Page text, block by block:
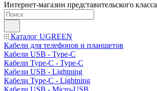
Интернет-магазин представительского класса
Каталог UGREEN
Кабели для телефонов и планшетов
Кабели USB - Type-C
Кабели Type-C - Type-C
Кабели USB - Lightning
Кабели Type-C - Lightning
Кабели USB - Micro-USB